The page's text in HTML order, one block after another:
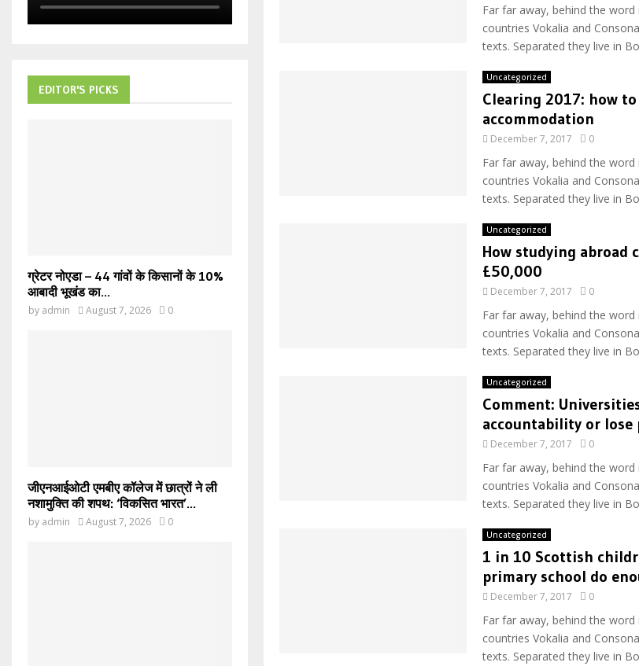
Far far away, behind the
countries Vokalia and
texts. Separated they live in
Uncategorized
Clearing 2017: how
accommodation
December 7, 2017 0
Far far away, behind the
countries Vokalia and
texts. Separated they live in
Uncategorized
How studying abroad
£50,000
December 7, 2017 0
Far far away, behind the
countries Vokalia and
texts. Separated they live in
Uncategorized
Comment:
accountability or lose
December 7, 2017 0
Far far away, behind the
countries Vokalia and
texts. Separated they live in
Uncategorized
1 in 10 Scottish
primary school do
December 7, 2017 0
Far far away, behind the
countries Vokalia and
texts. Separated they live in
EDITOR'S PICKS
ग्रेटर नोएडा – 44 गांवों के किसानों के 10%
आबादी भूखंड का...
by admin August 7, 2026 0
जीएनआईओटी एमबीए कॉलेज में छात्रों ने ली
नशामुक्ति की शपथ: ‘विकसित भारत’...
by admin August 7, 2026 0